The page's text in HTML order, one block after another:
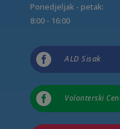
Ponedjeljak - petak:
8:00 - 16:00
 ALD Sisak
 Volonterski